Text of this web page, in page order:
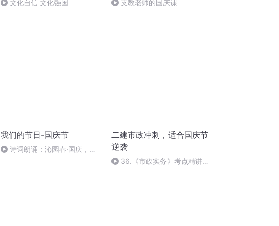
文化自信 文化强国 支教老师的国庆课
我们的节日-国庆节
诗词朗诵：沁园春·国庆，朗
二建市政冲刺，适合国庆节
逆袭
36.《市政实务》考点精讲第